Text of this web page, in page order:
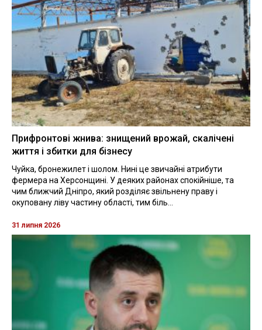
Прифронтові жнива: знищений врожай, скалічені
життя і збитки для бізнесу
Чуйка, бронежилет і шолом. Нині це звичайні атрибути
фермера на Херсонщині. У деяких районах спокійніше, та
чим ближчий Дніпро, який розділяє звільнену праву і
окуповану ліву частину області, тим біль...
31 липня 2026